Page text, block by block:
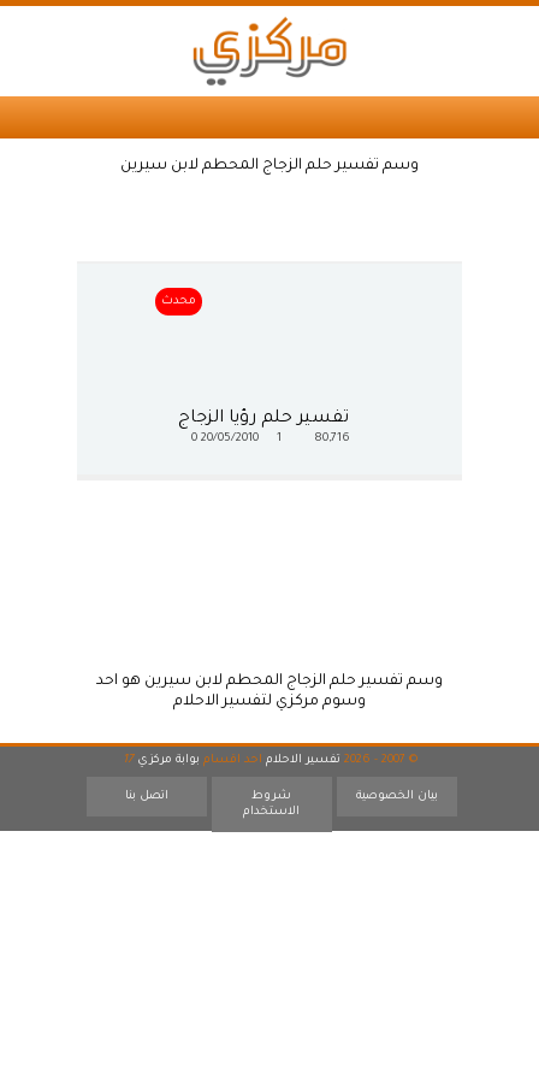
وسم تفسير حلم الزجاج المحطم لابن سيرين
محدث
تفسير حلم رؤيا الزجاج
80,716
20/05/2010
0
وسم تفسير حلم الزجاج المحطم لابن سيرين هو احد
وسوم مركزي لتفسير الاحلام
© 2007 - 2026 تفسير الاحلام احد اقسام بوابة مركزي 17
بيان الخصوصية
شروط
الاستخدام
اتصل بنا